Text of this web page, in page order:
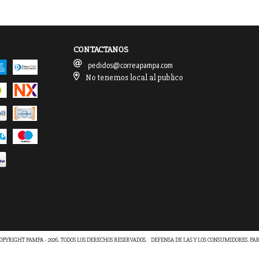
CONTACTANOS
pedidos@correapampa.com
No tenemos local al publico
PAMPA - 2026. TODOS LOS DERECHOS RESERVADOS. DEFENSA DE LAS Y LOS CONSUMIDORES.